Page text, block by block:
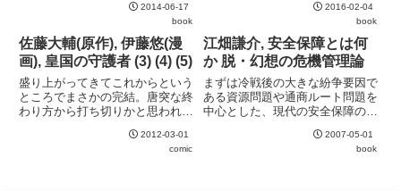
る。2001年の出版のため、日本
を取り巻く状況が現在とは異なる
点には注意が必要。またところど
ころ校正が甘く、日本語として...
2014-06-17
book
が話した内容をそのまま無批判に
記している印象が拭えない。もう
少しジャーナリストとして批判的
な目線もあればと思う。
2016-02-04
book
佐藤大輔(原作), 伊藤悠(漫
画), 皇国の守護者 (3) (4) (5)
盛り上がってきてこれからという
ところでまさかの完結。唐突な終
わり方から打ち切りかと思われる
りとするのは理解に苦しむ。
2012-03-01
comic
江畑謙介, 安全保障とは何
か 脱・幻想の危機管理論
まずは冷戦後の大きな紛争要因で
ある資源問題や通商ルート問題を
中心とした、現代の安全保障の構
構造から冷戦後の共同体を基盤と
した構造への変化がよくわかる。
2007-05-01
book